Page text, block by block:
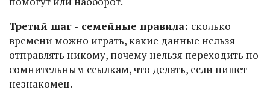
Третий шаг ‑ семейные правила: сколько
времени можно играть, какие данные нельзя
отправлять никому, почему нельзя переходить по
сомнительным ссылкам, что делать, если пишет
незнакомец.